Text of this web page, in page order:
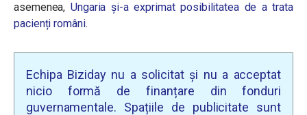
asemenea, Ungaria și-a exprimat posibilitatea de a trata
pacienți români.
Echipa Biziday nu a solicitat și nu a acceptat
nicio formă de finanțare din fonduri
guvernamentale. Spațiile de publicitate sunt